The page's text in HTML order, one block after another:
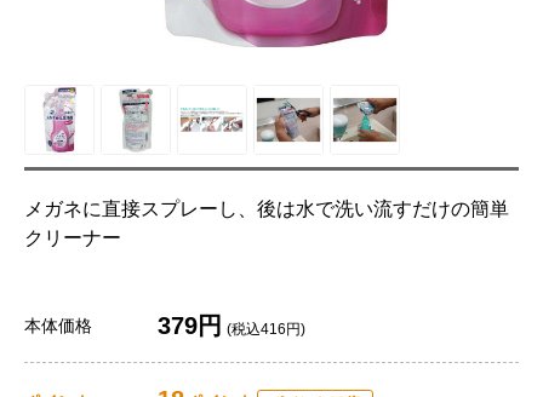
メガネに直接スプレーし、後は水で洗い流すだけの簡単
クリーナー
本体価格 379円 (税込416円)